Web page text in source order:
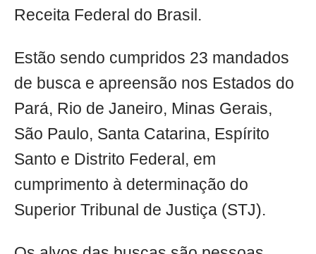
Receita Federal do Brasil.
Estão sendo cumpridos 23 mandados
de busca e apreensão nos Estados do
Pará, Rio de Janeiro, Minas Gerais,
São Paulo, Santa Catarina, Espírito
Santo e Distrito Federal, em
cumprimento à determinação do
Superior Tribunal de Justiça (STJ).